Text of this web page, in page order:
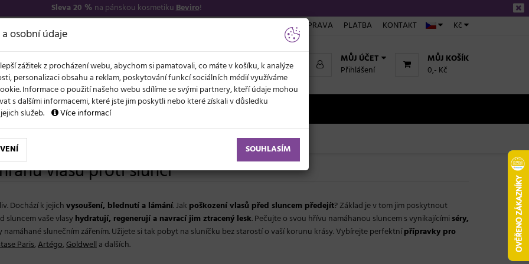
Sleva 20 % na pánskou kosmetikuBeviro!
Kč
DOPRAVA PLATBA KONTAKT
MŮJ KOŠÍK
0,- Kč
MŮJ ÚČET
Přihlášení
NOVĚ LÉTO A VLASY AKCE
vlasů proti slunci
vlasů proti slunci
Dochází k jejichvysoušení, blednutí a lámání. Jak poškození vlasů před sluncem předejít? Základ je v tom jim poskytnout
sluncem vaše vlasyhydratují, regenerují a navrací jim ztracený lesk. Pečujte o svou hřívu namáhanou sluncem s vynikajícími séry,
slunečním zářením. Užijete si tak pobyt na sluníčku bez starostí o vaší korunu krásy. Vybírejte perfektnípřípravky pro
Paris,Artégo,Goldwella dalších.
osobní údaje
zážitek z procházení webu, abychom si pamatovali, co máte v košíku, k analýze
personalizaci obsahu a reklam, poskytování funkcí sociálních médií využíváme
Informace o použití našeho webu sdílíme se svými partnery, kteří údaje mohou
s dalšími informacemi, které jste jim poskytli nebo které získali v důsledku
služeb.
Více informací
SOUHLASÍM